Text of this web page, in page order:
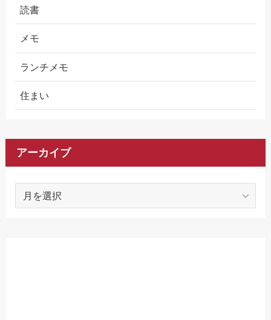
読書
メモ
ランチメモ
住まい
アーカイブ